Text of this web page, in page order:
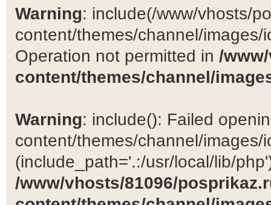
Warning: include(/www/vhosts/
content/themes/channel/
Operation not permitted in /
content/themes/channel/
Warning: include(): Failed
content/themes/channel/images/
(include_path='.:/usr/local/lib/
/www/vhosts/81096/